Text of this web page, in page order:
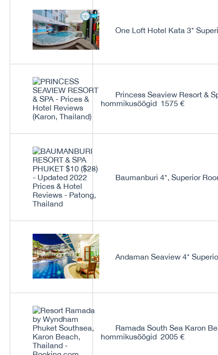
One Loft Hotel Kata 3*
Princess Seaview Resort &
hommikusöögid 1575 €
Baumanburi 4*, Superior
Andaman Seaview 4*
Ramada South Sea Karon
hommikusöögid 2005 €